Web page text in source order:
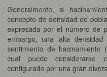
Generalmente, al
concepto de densidad de
expresada por el número de
embargo, una alta
sentimiento de hacinamiento
cual puede considerarse
configurado por una gran